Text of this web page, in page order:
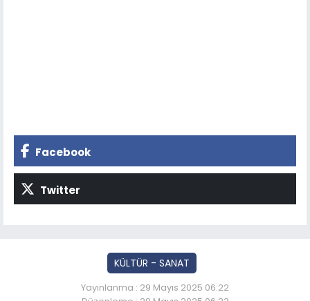
Facebook
Twitter
KÜLTÜR - SANAT
Yayınlanma : 29 Mayıs 2025 06:22